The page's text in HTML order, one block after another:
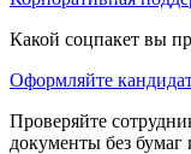
Какой соцпакет вы
Оформляйте
Проверяйте
документы без